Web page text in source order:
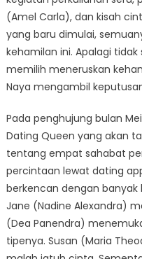
(Amel Carla), dan kisah
yang baru dimulai,
kehamilan ini. Apalagi
memilih meneruskan
Naya mengambil
Pada penghujung bulan
Dating Queen yang akan
tentang empat sahabat
percintaan lewat dating
berkencan dengan banyak
Jane (Nadine Alexandra)
(Dea Panendra)
tipenya. Susan (Maria